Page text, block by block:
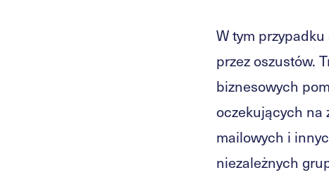
W tym przypadku
przez oszustów.
biznesowych
oczekujących na
mailowych i
niezależnych